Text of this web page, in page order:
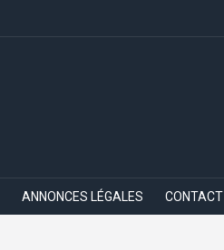
ANNONCES LÉGALES CONTACT